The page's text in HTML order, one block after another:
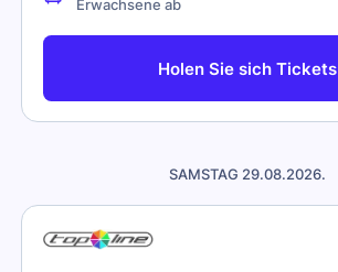
Erwachsene ab
Holen Sie sich Tickets
SAMSTAG 29.08.2026.